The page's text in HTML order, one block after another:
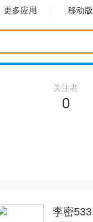
更多应用 移动版
关注者
0
李密533